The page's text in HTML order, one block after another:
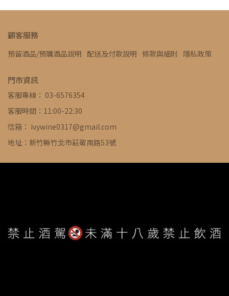
顧客服務
預留酒品/預購酒品說明 配送及付款說明 條款與細則 隱私政策
門市資訊
客服專線： 03-6576354
客服時間：11:00-22:30
信箱： ivywine0317@gmail.com
地址：新竹縣竹北市莊敬南路53號